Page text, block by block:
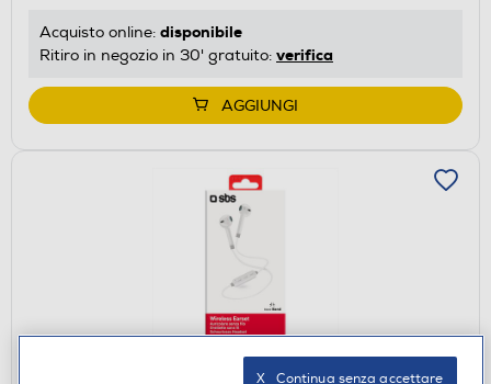
Acquisto online: disponibile
Ritiro in negozio in 30' gratuito: verifica
AGGIUNGI
X   Continua senza accettare